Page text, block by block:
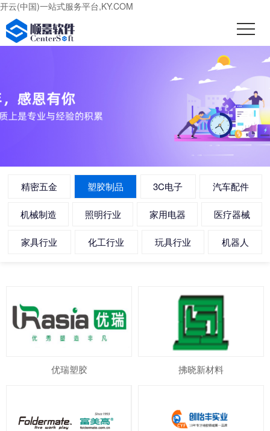
开云(中国)一站式服务平台,KY.COM
精密五金 塑胶制品 3C电子 汽车配件
机械制造 照明行业 家用电器 医疗器械
家具行业 化工行业 玩具行业 机器人
优瑞塑胶 拂晓新材料